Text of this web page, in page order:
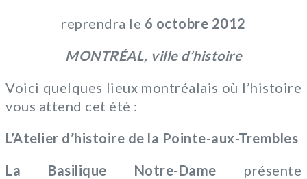
reprendra le 6 octobre 2012
MONTRÉAL, ville d’histoire
Voici quelques lieux montréalais où l’histoire
vous attend cet été :
L’Atelier d’histoire de la Pointe-aux-Trembles
La Basilique Notre-Dame présente